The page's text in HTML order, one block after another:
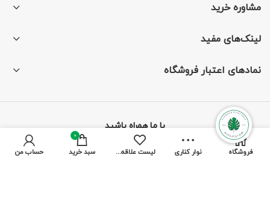
مشاوره خرید
لینک‌های مفید
نمادهای اعتبار فروشگاه
با ما همراه باشید
فروشگاه نوار کناری لیست علاقه مندی ها
0
سبد خرید حساب من